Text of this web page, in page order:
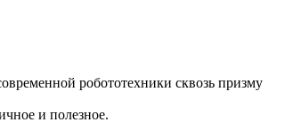
робототехники сквозь призму
и полезное.